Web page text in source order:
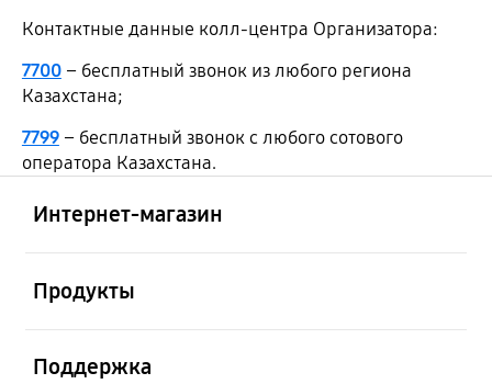
Контактные данные колл-центра Организатора:
7700– бесплатный звонок из любого региона
Казахстана;
7799– бесплатный звонок с любого сотового
оператора Казахстана.
Интернет-магазин
Продукты
Поддержка